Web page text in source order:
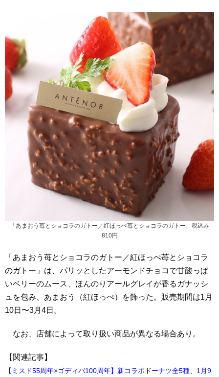
「あまおう苺とショコラのガトー／紅ほっぺ苺とショコラのガトー」税込み
810円
「あまおう苺とショコラのガトー／紅ほっぺ苺とショコラ
のガトー」は、パリッとしたアーモンドチョコで甘酸っぱ
いベリーのムース、ほんのりアールグレイが香るガナッシ
ュを包み、あまおう（紅ほっぺ）を飾った。販売期間は1月
10日〜3月4日。
なお、店舗によって取り扱い商品が異なる場合あり。
【関連記事】
【ミスド55周年×ゴディバ100周年】新コラボドーナツ全5種、1月9